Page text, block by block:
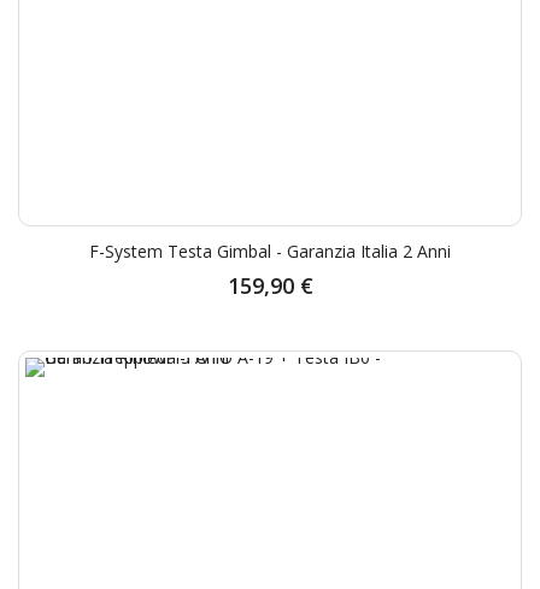
F-System Testa Gimbal - Garanzia Italia 2 Anni
159,90 €